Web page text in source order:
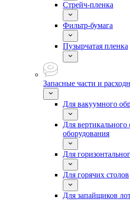
Стрейч-пленка
Фильтр-бумага
Пузырчатая пленка
Запасные части и
Для вакуумного
Для
оборудования
Для
Для горячих столов
Для запайщиков